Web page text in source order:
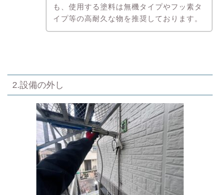
も、使用する塗料は無機タイプやフッ素タ
イプ等の高耐久な物を推奨しております。
2.設備の外し